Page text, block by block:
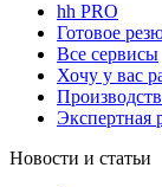
hh PRO
Готовое
Все сервисы
Хочу у вас
Экспертная
Новости и статьи